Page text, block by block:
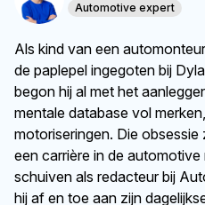
Automotive expert
Als kind van een
de paplepel ingegoten bij
begon hij al met het
mentale database vol
motoriseringen. Die obsessie
een carrière in de
schuiven als redacteur bij
hij af en toe aan zijn